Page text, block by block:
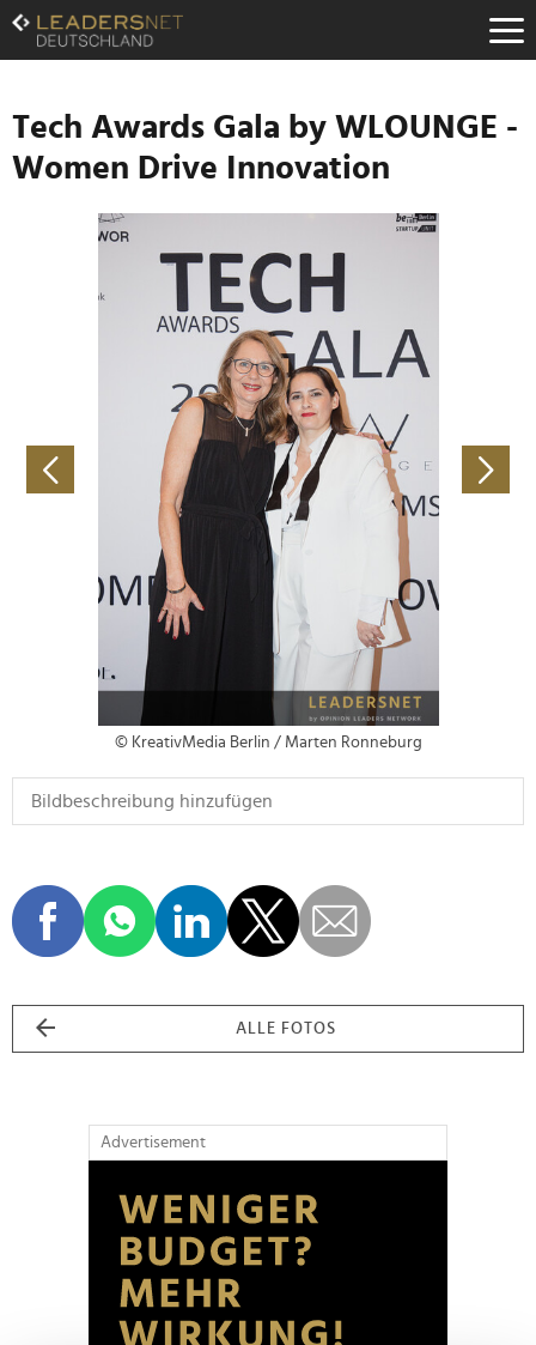
Zum
Inhalt
Zur
Navigation
Zur
Hauptnavigation
Tech Awards Gala by WLOUNGE -
Women Drive Innovation
© KreativMedia Berlin / Marten Ronneburg
ALLE FOTOS
Advertisement